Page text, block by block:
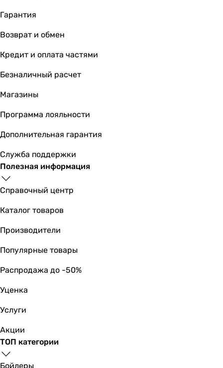
Гарантия
Возврат и обмен
Кредит и оплата частями
Безналичный расчет
Магазины
Программа лояльности
Дополнительная гарантия
Служба поддержки
Полезная информация
Справочный центр
Каталог товаров
Производители
Популярные товары
Распродажа до -50%
Уценка
Услуги
Акции
ТОП категории
Бойлеры